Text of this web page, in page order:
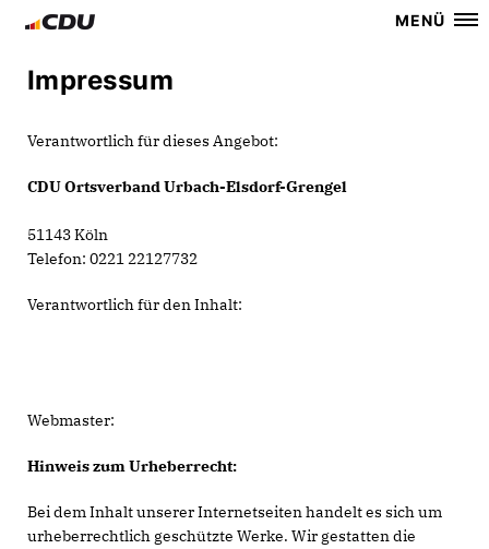
MENÜ
Impressum
Verantwortlich für dieses Angebot:
CDU Ortsverband Urbach-Elsdorf-Grengel
51143 Köln
Telefon: 0221 22127732
Verantwortlich für den Inhalt:
Webmaster:
Hinweis zum Urheberrecht:
Bei dem Inhalt unserer Internetseiten handelt es sich um
urheberrechtlich geschützte Werke. Wir gestatten die